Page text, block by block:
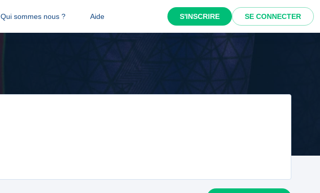
Qui sommes nous ? Aide S'INSCRIRE SE CONNECTER